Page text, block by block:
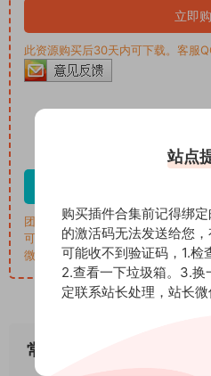
立即
此资源购买后30天内可下载。客服
团购成功的用户就可以下载资源，
可提交退团，为尽快拼团成功请把
微信群
常见问题
站点
购买插件合集前记得绑
的激活码无法发送给您
可能收不到验证码，1.检
2.查看一下垃圾箱。3.换
定联系站长处理，站长